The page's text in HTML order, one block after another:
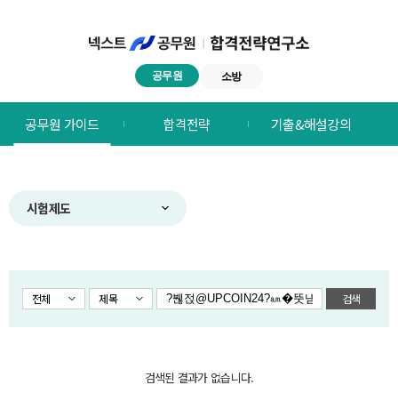
공무원 소방
합격전략연구소
메뉴
공무원 가이드 합격전략 기출&해설강의
시험제도
전체 제목 검색
검색된 결과가 없습니다.